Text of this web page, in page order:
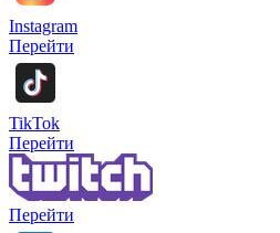
Instagram
Перейти
TikTok
Перейти
Перейти